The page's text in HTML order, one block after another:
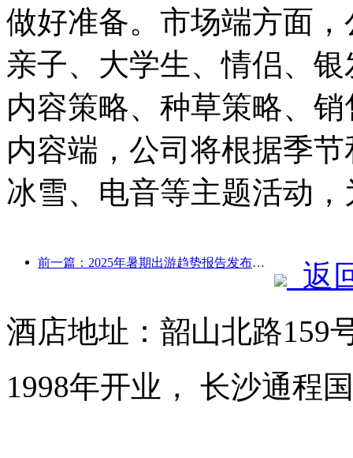
做好准备。市场端方面
亲子、大学生、情侣、
内容策略、种草策略、
内容端，公司将根据季
冰雪、电音等主题活动
前一篇：2025年暑期出游趋势报告发布：亲子客群占比超六成
返
酒店地址：韶山北路159
1998年开业， 长沙通